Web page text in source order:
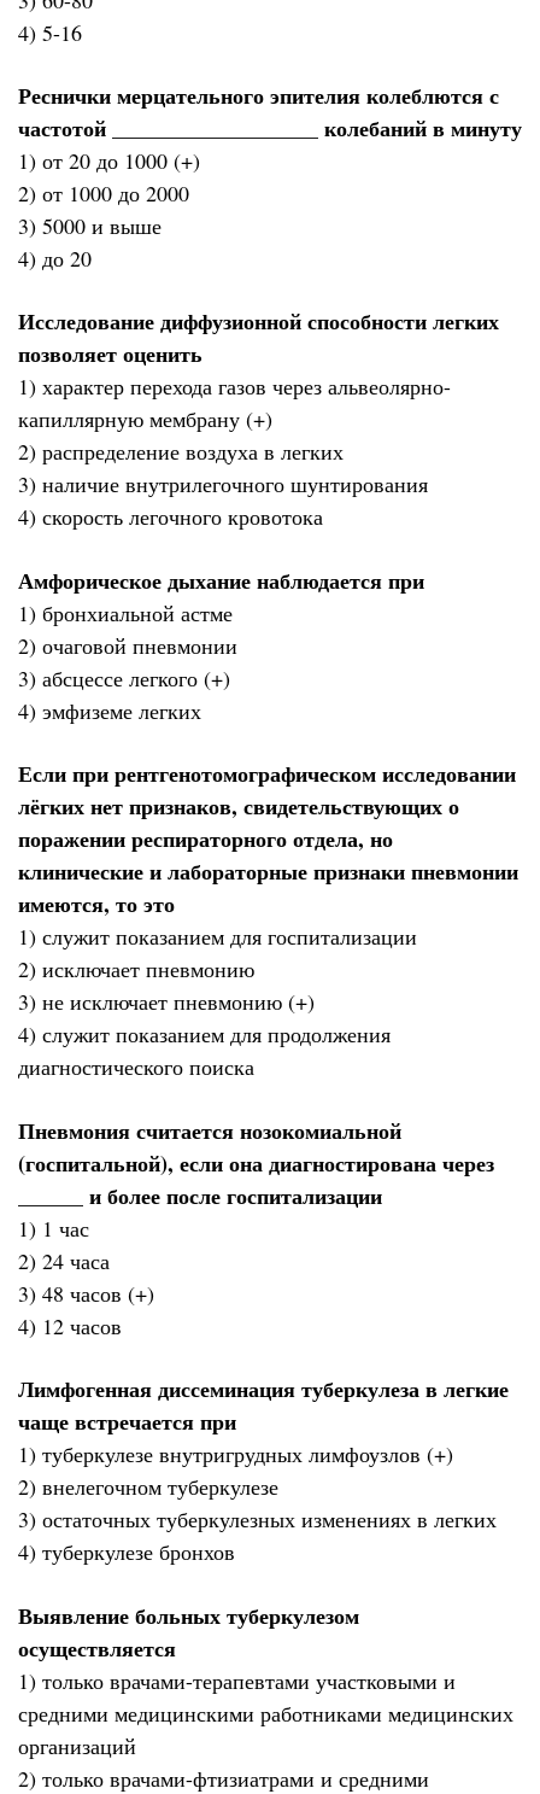
4) 5-16
Реснички мерцательного эпителия колеблются с
частотой ___________________ колебаний в минуту
1) от 20 до 1000 (+)
2) от 1000 до 2000
3) 5000 и выше
4) до 20
Исследование диффузионной способности легких
позволяет оценить
1) характер перехода газов через альвеолярно-
капиллярную мембрану (+)
2) распределение воздуха в легких
3) наличие внутрилегочного шунтирования
4) скорость легочного кровотока
Амфорическое дыхание наблюдается при
1) бронхиальной астме
2) очаговой пневмонии
3) абсцессе легкого (+)
4) эмфиземе легких
Если при рентгенотомографическом исследовании
лёгких нет признаков, свидетельствующих о
поражении респираторного отдела, но
клинические и лабораторные признаки пневмонии
имеются, то это
1) служит показанием для госпитализации
2) исключает пневмонию
3) не исключает пневмонию (+)
4) служит показанием для продолжения
диагностического поиска
Пневмония считается нозокомиальной
(госпитальной), если она диагностирована через
______ и более после госпитализации
1) 1 час
2) 24 часа
3) 48 часов (+)
4) 12 часов
Лимфогенная диссеминация туберкулеза в легкие
чаще встречается при
1) туберкулезе внутригрудных лимфоузлов (+)
2) внелегочном туберкулезе
3) остаточных туберкулезных изменениях в легких
4) туберкулезе бронхов
Выявление больных туберкулезом
осуществляется
1) только врачами-терапевтами участковыми и
средними медицинскими работниками медицинских
организаций
2) только врачами-фтизиатрами и средними